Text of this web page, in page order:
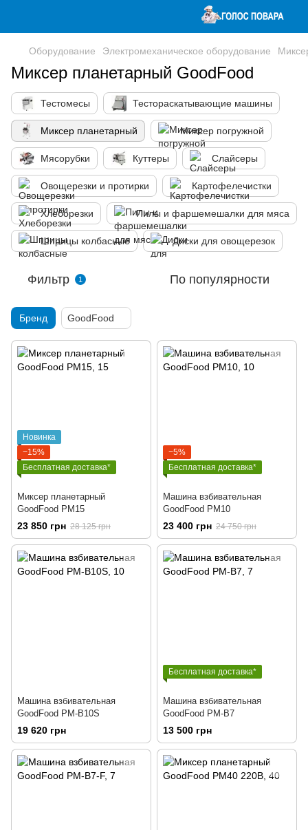
Оборудование Электромеханическое оборудование
Миксер планетарный GoodFood
Тестомесы Тестораскатывающие машины
Миксер планетарный Миксер погружной
Мясорубки Куттеры Слайсеры
Овощерезки и протирки Картофелечистки
Хлеборезки Пилы и фаршемешалки для мяса
Шприцы колбасные Диски для овощерезок
Фильтр 1 По популярности
Бренд GoodFood
Новинка
−15%
Бесплатная доставка*
Миксер планетарный
GoodFood PM15
23 850 грн 28 125 грн
−5%
Бесплатная доставка*
Машина взбивательная
GoodFood PM10
23 400 грн 24 750 грн
Машина взбивательная
GoodFood PM-B10S
19 620 грн
Бесплатная доставка*
Машина взбивательная
GoodFood PM-B7
13 500 грн